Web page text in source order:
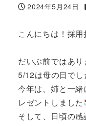
投稿日
2024年5月24日
こんにちは！採用
だいぶ前ではあり
5/12は母の日でし
今年は、姉と一
レゼントしました
そして、日頃の